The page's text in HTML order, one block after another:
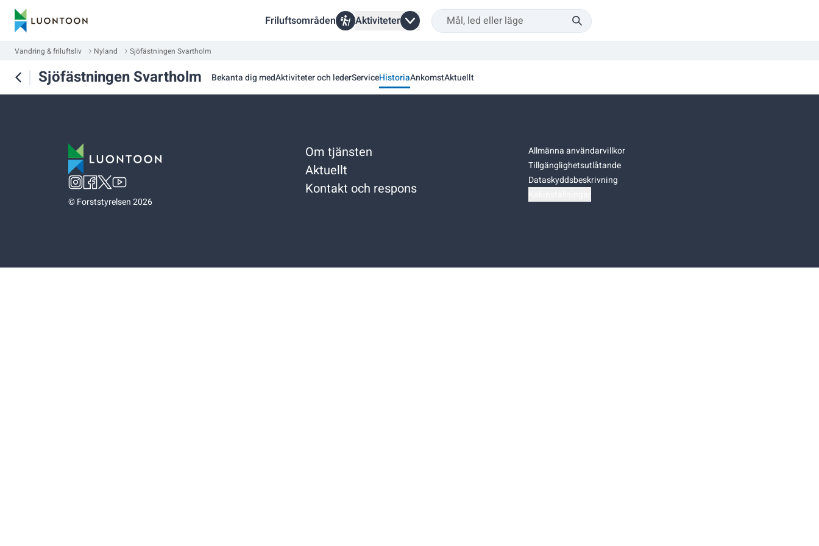
Friluftsområden Aktiviteter
Vandring & friluftsliv Nyland Sjöfästningen Svartholm
Sjöfästningen Svartholm Bekanta dig medAktiviteter och lederServiceHistoriaAnkomstAktuellt
©Forststyrelsen 2026
Om tjänsten
Aktuellt
Kontakt och respons
Allmänna användarvillkor
Tillgänglighetsutlåtande
Dataskyddsbeskrivning